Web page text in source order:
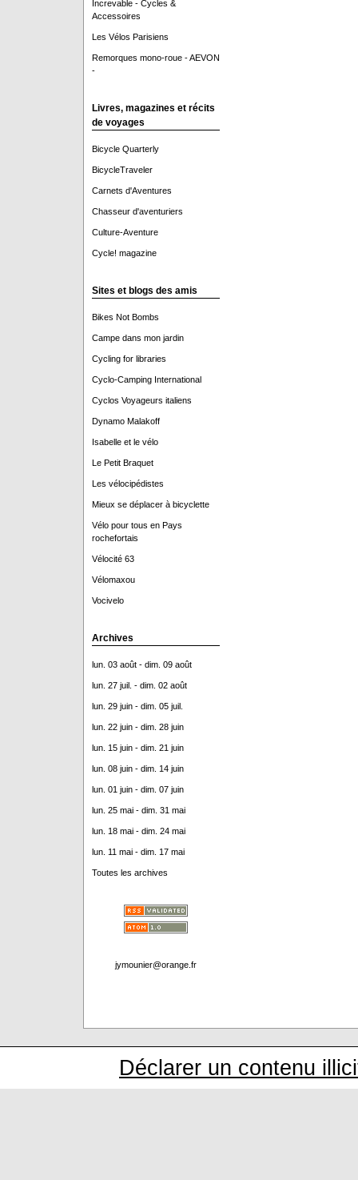
Increvable - Cycles &
Accessoires
Les Vélos Parisiens
Remorques mono-roue - AEVON
-
Livres, magazines et récits
de voyages
Bicycle Quarterly
BicycleTraveler
Carnets d'Aventures
Chasseur d'aventuriers
Culture-Aventure
Cycle! magazine
Sites et blogs des amis
Bikes Not Bombs
Campe dans mon jardin
Cycling for libraries
Cyclo-Camping International
Cyclos Voyageurs italiens
Dynamo Malakoff
Isabelle et le vélo
Le Petit Braquet
Les vélocipédistes
Mieux se déplacer à bicyclette
Vélo pour tous en Pays
rochefortais
Vélocité 63
Vélomaxou
Vocivelo
Archives
lun. 03 août - dim. 09 août
lun. 27 juil. - dim. 02 août
lun. 29 juin - dim. 05 juil.
lun. 22 juin - dim. 28 juin
lun. 15 juin - dim. 21 juin
lun. 08 juin - dim. 14 juin
lun. 01 juin - dim. 07 juin
lun. 25 mai - dim. 31 mai
lun. 18 mai - dim. 24 mai
lun. 11 mai - dim. 17 mai
Toutes les archives
jymounier@orange.fr
Déclarer un contenu